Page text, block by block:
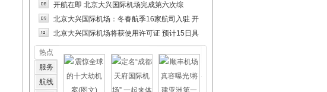
开航在即 北京大兴国际机场完成第六次综
北京大兴国际机场：冬春航季16家航司入驻 开
北京大兴国际机场将获使用许可证 预计15日具
热点
服务
航线